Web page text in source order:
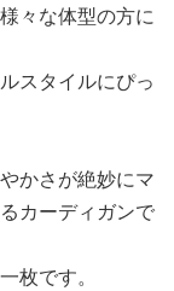
々な体型の方に
スタイルにぴっ
かさが絶妙にマ
カーディガンで
枚です。